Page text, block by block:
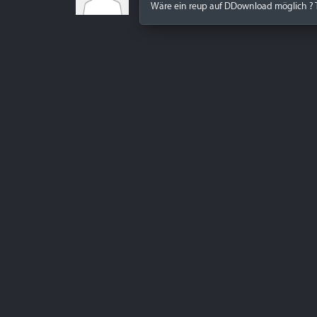
Wäre ein reup auf DDownload möglich ?